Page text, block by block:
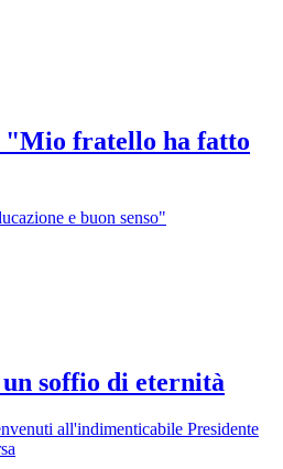
"Mio fratello ha fatto
e buon senso"
soffio di eternità
all'indimenticabile Presidente